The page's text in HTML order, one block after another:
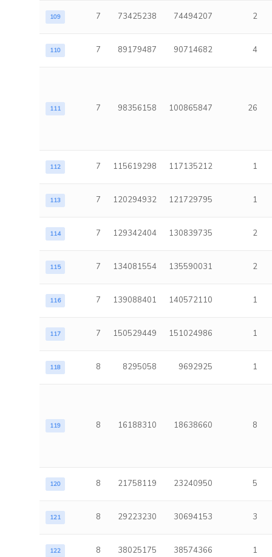
109 7 73425238 74494207 2
110 7 89179487 90714682 4
111 7 98356158 100865847 26
112 7 115619298 117135212 1
113 7 120294932 121729795 1
114 7 129342404 130839735 2
115 7 134081554 135590031 2
116 7 139088401 140572110 1
117 7 150529449 151024986 1
118 8 8295058 9692925 1
119 8 16188310 18638660 8
120 8 21758119 23240950 5
121 8 29223230 30694153 3
122 8 38025175 38574366 1